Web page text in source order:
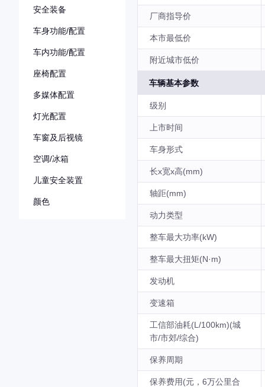
安全装备
车身功能/配置
车内功能/配置
座椅配置
多媒体配置
灯光配置
车窗及后视镜
空调/冰箱
儿童安全装置
颜色
厂商指导价
本市最低价
附近城市低价
车辆基本参数
级别
上市时间
车身形式
长x宽x高(mm)
轴距(mm)
动力类型
整车最大功率(kW)
整车最大扭矩(N·m)
发动机
变速箱
工信部油耗(L/100km)(城
市/市郊/综合)
保养周期
保养费用(元，6万公里合